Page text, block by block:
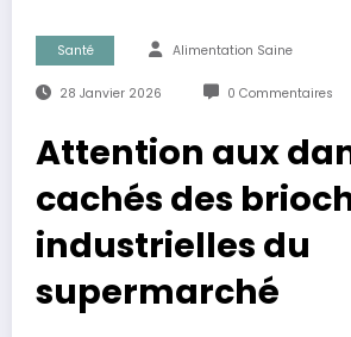
Santé Alimentation Saine
28 Janvier 2026 0 Commentaires
Attention aux
cachés des
industrielles du
supermarché